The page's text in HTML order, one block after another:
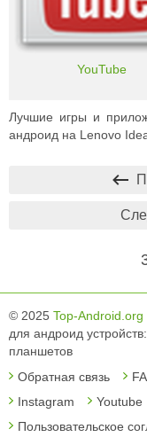
YouTube
Лучшие игры и
андроид на Lenovo
© 2025 Top-Android.org
для андроид
планшетов
Обратная связь
Instagram
Youtube
Пользовательское